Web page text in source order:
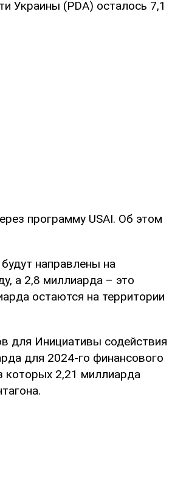
Украины (PDA) осталось 7,1
программу USAI. Об этом
направлены на
а 2,8 миллиарда – это
остаются на территории
для Инициативы содействия
для 2024-го финансового
которых 2,21 миллиарда